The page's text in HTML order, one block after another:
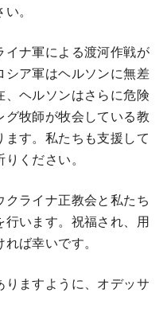
。
ナ軍による渡河作戦が
ア軍はヘルソンに無差
ヘルソンはさらに危険
牧師が牧会している教
す。私たちも支援して
ください。
ライナ正教会と私たち
います。祝福され、用
ば幸いです。
ますように、オデッサ